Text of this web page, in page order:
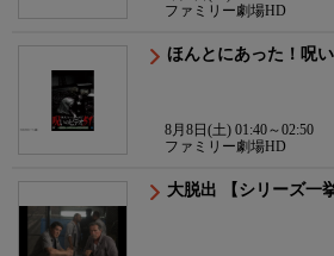
ファミリー劇場HD
ほんとにあった！呪
8月8日(土) 01:40～02:50
ファミリー劇場HD
大脱出 【シリーズ一挙